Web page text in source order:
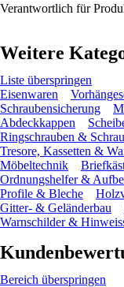
Verantwortlich für
Weitere
Liste überspringen
Eisenwaren
Schraubensicherung
Abdeckkappen
Ringschrauben &
Tresore, Kassetten &
Möbeltechnik
Ordnungshelfer &
Profile & Bleche
Gitter- & Geländerbau
Warnschilder &
Bereich überspringen